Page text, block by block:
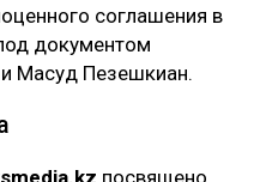
соглашения в
документом
Масуд Пезешкиан.
посвящено